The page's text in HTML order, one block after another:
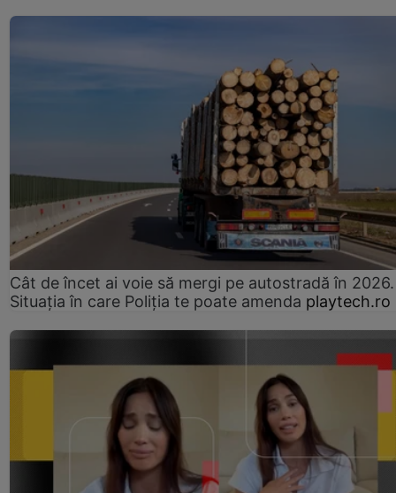
Cât de încet ai voie să mergi pe autostradă în 2026.
Situația în care Poliția te poate amenda playtech.ro